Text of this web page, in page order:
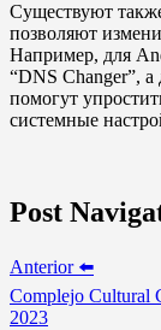
Существуют
позволяют
Например, для
“DNS Changer”,
помогут
системные
Post
Anterior ⬅️
Complejo Cultural
2023